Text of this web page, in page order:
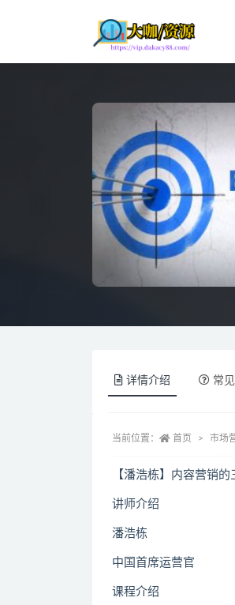
详情介绍 常
当前位置： 首页 市场
【潘浩栋】内容营销
讲师介绍
潘浩栋
中国首席运营官
课程介绍